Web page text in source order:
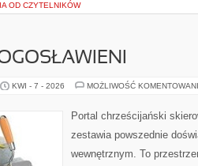
OD CZYTELNIKÓW
KWI - 7 - 2026 MOŻLIWOŚĆ
Portal chrześcijański
zestawia powszednie
wewnętrznym. To